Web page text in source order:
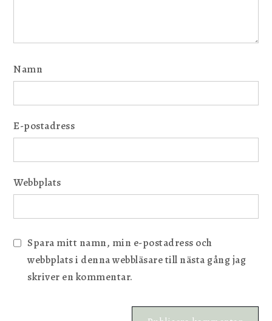
Namn
E-postadress
Webbplats
Spara mitt namn, min e-postadress och
webbplats i denna webbläsare till nästa gång jag
skriver en kommentar.